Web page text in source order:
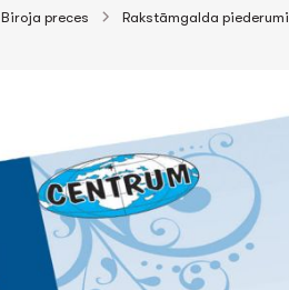
Biroja preces Rakstāmgalda piederumi